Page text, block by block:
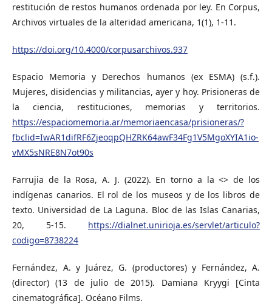
restitución de restos humanos ordenada por ley. En Corpus,
Archivos virtuales de la alteridad americana, 1(1), 1-11.
https://doi.org/10.4000/corpusarchivos.937
Espacio Memoria y Derechos humanos (ex ESMA) (s.f.).
Mujeres, disidencias y militancias, ayer y hoy. Prisioneras de
la ciencia, restituciones, memorias y territorios.
https://espaciomemoria.ar/memoriaencasa/prisioneras/?
fbclid=IwAR1difRF6ZjeoqpQHZRK64awF34Fg1V5MgoXYIA1io-
vMX5sNRE8N7ot90s
Farrujia de la Rosa, A. J. (2022). En torno a la <> de los
indígenas canarios. El rol de los museos y de los libros de
texto. Universidad de La Laguna. Bloc de las Islas Canarias,
20, 5-15. https://dialnet.unirioja.es/servlet/articulo?
codigo=8738224
Fernández, A. y Juárez, G. (productores) y Fernández, A.
(director) (13 de julio de 2015). Damiana Kryygi [Cinta
cinematográfica]. Océano Films.